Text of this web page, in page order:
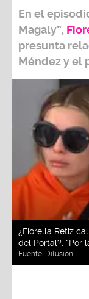
En el
Magaly”,
presunta
Méndezy el
¿Fiorella Retiz
del Portal?: “Por
Fuente: Difusión